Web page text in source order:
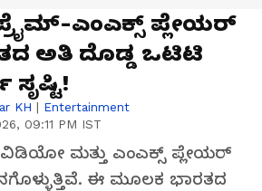
ಎಂಎಕ್ಸ್ ಪ್ಲೇಯರ್
ಅತಿ ದೊಡ್ಡ ಒಟಿಟಿ
KH | Entertainment
09:11 PM IST
ಮತ್ತು ಎಂಎಕ್ಸ್ ಪ್ಲೇಯರ್
ಈ ಮೂಲಕ ಭಾರತದ